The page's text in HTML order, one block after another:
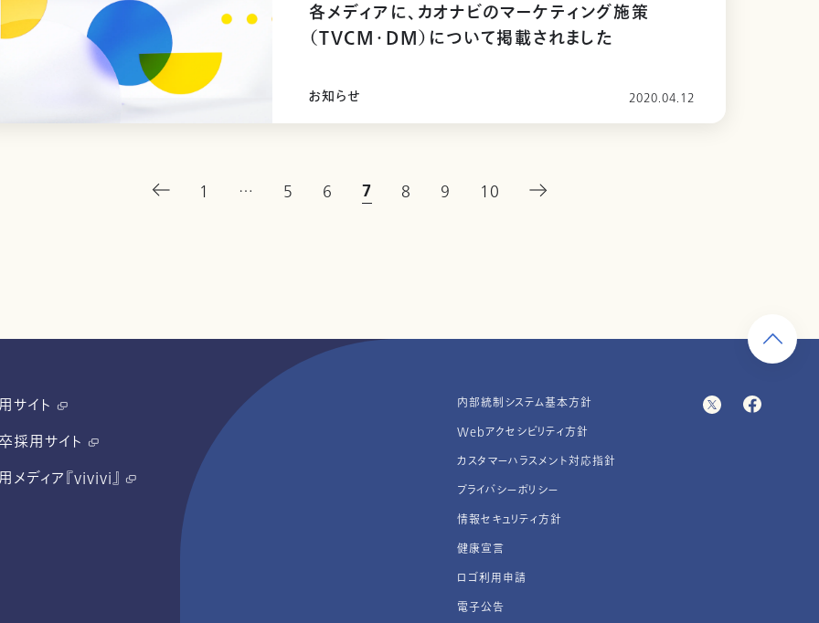
各メディアに、カオナビのマーケティング施策
（TVCM・DM）について掲載されました
お知らせ 2020.04.12
1 … 5 6 7 8 9 10
サイト
採用サイト
メディア『vivivi』
内部統制システム基本方針
Webアクセシビリティ方針
カスタマーハラスメント対応指針
プライバシーポリシー
情報セキュリティ方針
健康宣言
ロゴ利用申請
電子公告